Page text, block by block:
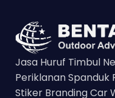
Jasa Huruf Timbul
Periklanan Spanduk
Stiker Branding Car